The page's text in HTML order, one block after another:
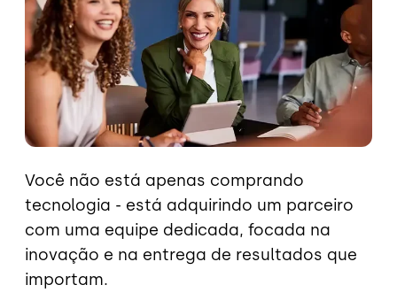
Você não está apenas comprando
tecnologia - está adquirindo um parceiro
com uma equipe dedicada, focada na
inovação e na entrega de resultados que
importam.